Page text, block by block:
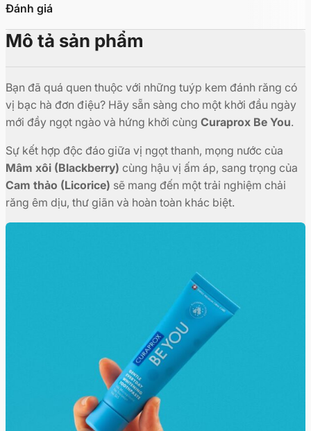
Đánh giá
Mô tả sản phẩm
Bạn đã quá quen thuộc với những tuýp kem đánh răng có
vị bạc hà đơn điệu? Hãy sẵn sàng cho một khởi đầu ngày
mới đầy ngọt ngào và hứng khởi cùng Curaprox Be You.
Sự kết hợp độc đáo giữa vị ngọt thanh, mọng nước của
Mâm xôi (Blackberry) cùng hậu vị ấm áp, sang trọng của
Cam thảo (Licorice) sẽ mang đến một trải nghiệm chải
răng êm dịu, thư giãn và hoàn toàn khác biệt.